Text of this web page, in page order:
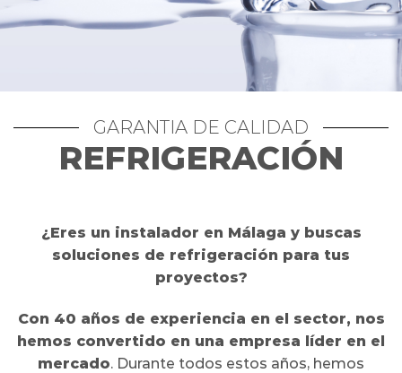
GARANTIA DE CALIDAD
REFRIGERACIÓN
¿Eres un instalador en Málaga y buscas
soluciones de refrigeración para tus
proyectos?
Con 40 años de experiencia en el sector, nos
hemos convertido en una empresa líder en el
mercado. Durante todos estos años, hemos